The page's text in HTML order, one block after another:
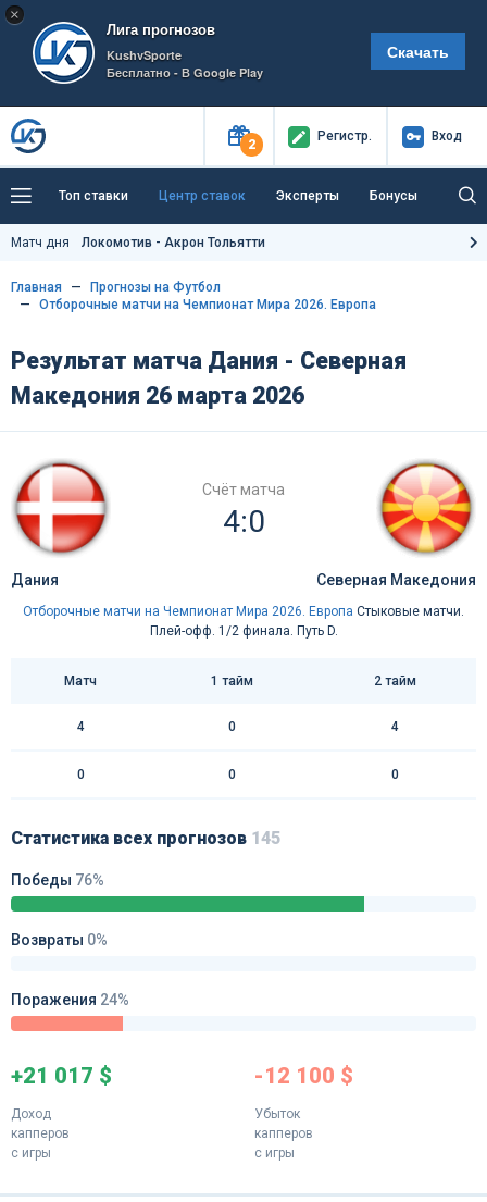
×
Лига прогнозов
KushvSporte
Бесплатно - В Google Play
Скачать
2
Регистр. Вход
Топ ставки Центр ставок Эксперты Бонусы
Тренды Букмекеры Пресс-центр
Как тут заработать?
Матч дня Локомотив - Акрон Тольятти
Главная
Прогнозы на Футбол
Отборочные матчи на Чемпионат Мира 2026. Европа
Результат матча Дания - Северная
Македония 26 марта 2026
Счёт матча
4:0
Дания Северная Македония
Отборочные матчи на Чемпионат Мира 2026. Европа Стыковые матчи.
Плей-офф. 1/2 финала. Путь D.
Матч 1 тайм 2 тайм
4 0 4
0 0 0
Статистика всех прогнозов 145
Победы 76%
Возвраты 0%
Поражения 24%
+21 017 $
Доход
капперов
с игры
-12 100 $
Убыток
капперов
с игры